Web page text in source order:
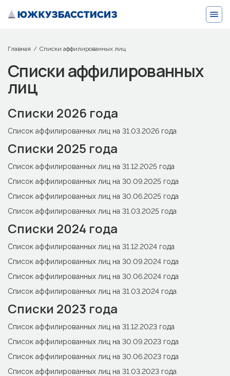
Главная Списки аффилированных лиц
Списки аффилированных
лиц
Списки 2026 года
Список аффилированных лиц на 31.03.2026 года
Списки 2025 года
Список аффилированных лиц на 31.12.2025 года
Список аффилированных лиц на 30.09.2025 года
Список аффилированных лиц на 30.06.2025 года
Список аффилированных лиц на 31.03.2025 года
Списки 2024 года
Список аффилированных лиц на 31.12.2024 года
Список аффилированных лиц на 30.09.2024 года
Список аффилированных лиц на 30.06.2024 года
Список аффилированных лиц на 31.03.2024 года
Списки 2023 года
Список аффилированных лиц на 31.12.2023 года
Список аффилированных лиц на 30.09.2023 года
Список аффилированных лиц на 30.06.2023 года
Список аффилированных лиц на 31.03.2023 года